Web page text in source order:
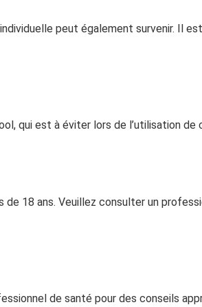
peut également survenir. Il
qui est à éviter lors de l’utilisation de
de 18 ans. Veuillez consulter un
de santé pour des conseils